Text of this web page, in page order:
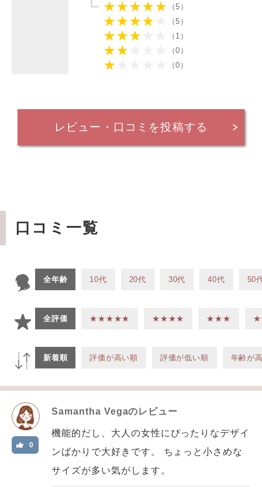
（5）
（5）
（1）
（0）
（0）
レビュー・口コミを投稿する
口コミ一覧
全年齢 10代 20代 30代 40代 50
全評価 ★★★★★ ★★★★ ★★★
新着順 評価が高い順 評価が低い順 年齢が
Samantha Vegaのレビュー
0
機能的だし、大人の女性にぴったりなデザイ
ンばかりで大好きです。 ちょっと小さめな
サイズが多い気がします。